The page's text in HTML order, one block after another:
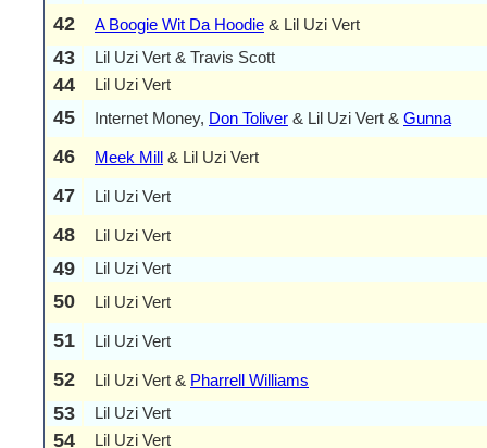
42 A Boogie Wit Da Hoodie & Lil Uzi Vert
43 Lil Uzi Vert & Travis Scott
44 Lil Uzi Vert
45 Internet Money, Don Toliver & Lil Uzi Vert & Gunna
46 Meek Mill & Lil Uzi Vert
47 Lil Uzi Vert
48 Lil Uzi Vert
49 Lil Uzi Vert
50 Lil Uzi Vert
51 Lil Uzi Vert
52 Lil Uzi Vert & Pharrell Williams
53 Lil Uzi Vert
54 Lil Uzi Vert